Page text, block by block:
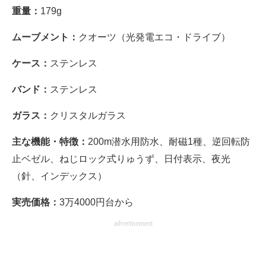
重量： 179g
ムーブメント： クオーツ（光発電エコ・ドライブ）
ケース： ステンレス
バンド： ステンレス
ガラス： クリスタルガラス
主な機能・特徴： 200m潜水用防水、耐磁1種、逆回転防
止ベゼル、ねじロック式りゅうず、日付表示、夜光
（針、インデックス）
実売価格： 3万4000円台から
advertisement